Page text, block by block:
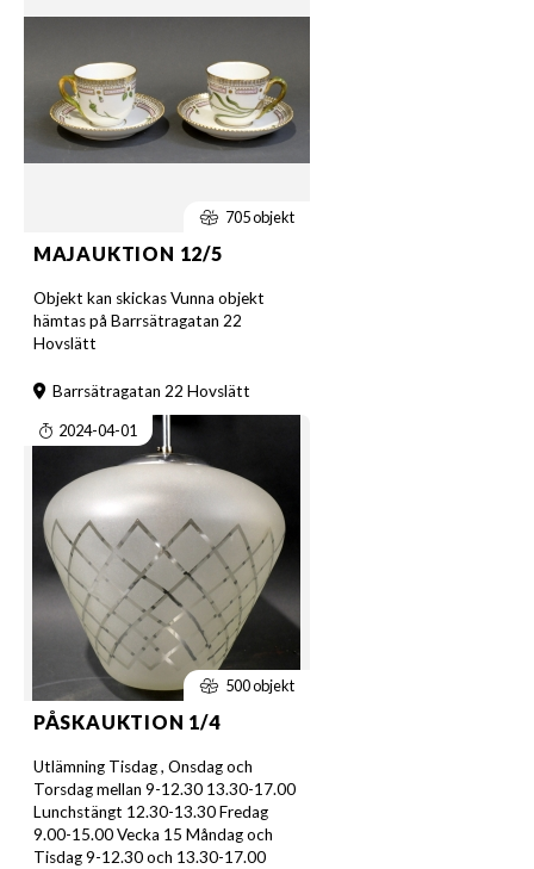
705 objekt
MAJAUKTION 12/5
Objekt kan skickas Vunna objekt
hämtas på Barrsätragatan 22
Hovslätt
Barrsätragatan 22 Hovslätt
2024-04-01
500 objekt
PÅSKAUKTION 1/4
Utlämning Tisdag , Onsdag och
Torsdag mellan 9-12.30 13.30-17.00
Lunchstängt 12.30-13.30 Fredag
9.00-15.00 Vecka 15 Måndag och
Tisdag 9-12.30 och 13.30-17.00